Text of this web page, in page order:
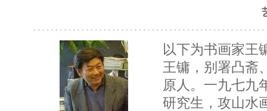
以下为书画家王
王镛，别署凸斋
原人。一九七九
研究生，攻山水